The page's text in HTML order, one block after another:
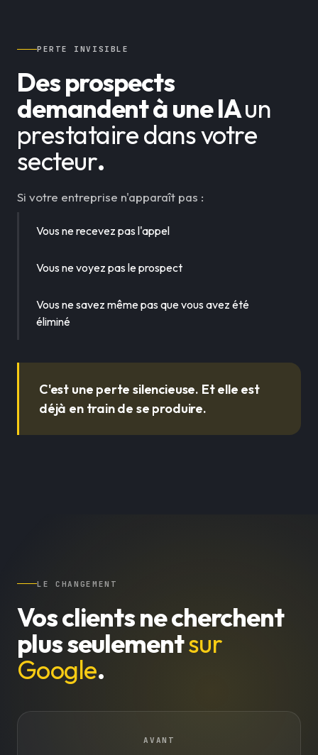
PERTE INVISIBLE
Des prospects
demandent à une IAun
prestataire dans votre
secteur.
Si votre entreprise n'apparaît pas :
Vous ne recevez pas l'appel
Vous ne voyez pas le prospect
Vous ne savez même pas que vous avez été
éliminé
C'est une perte silencieuse. Et elle est
déjà en train de se produire.
LE CHANGEMENT
Vos clients ne cherchent
plus seulementsur
Google.
AVANT